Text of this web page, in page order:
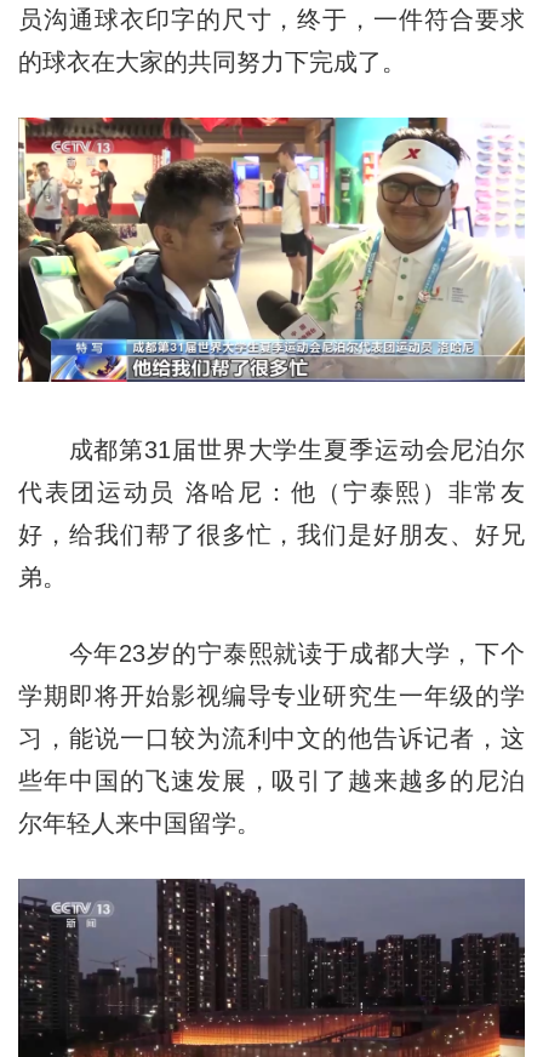
员沟通球衣印字的尺寸，终于，一件符合要求
的球衣在大家的共同努力下完成了。
成都第31届世界大学生夏季运动会尼泊尔
代表团运动员 洛哈尼：他（宁泰熙）非常友
好，给我们帮了很多忙，我们是好朋友、好兄
弟。
今年23岁的宁泰熙就读于成都大学，下个
学期即将开始影视编导专业研究生一年级的学
习，能说一口较为流利中文的他告诉记者，这
些年中国的飞速发展，吸引了越来越多的尼泊
尔年轻人来中国留学。